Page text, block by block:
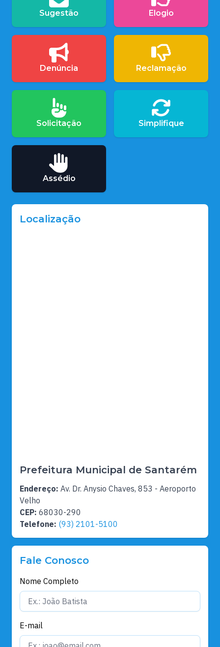
Sugestão Elogio
Denúncia Reclamação
Solicitação Simplifique
Assédio
Localização
Prefeitura Municipal de Santarém
Endereço: Av. Dr. Anysio Chaves, 853 - Aeroporto
Velho
CEP: 68030-290
Telefone: (93) 2101-5100
Fale Conosco
Nome Completo
E-mail